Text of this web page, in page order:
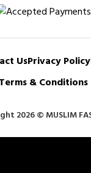
UsPrivacy Policy
Terms & Conditions
2026 © MUSLIM